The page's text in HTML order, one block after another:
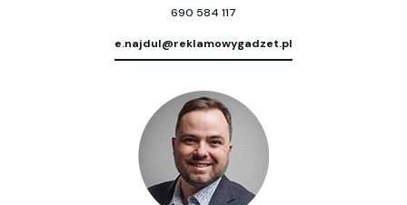
690 584 117
e.najdul@reklamowygadzet.pl